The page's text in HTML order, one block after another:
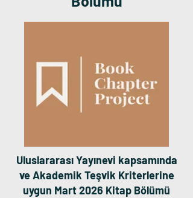
Uluslararası Yayınevi kapsamında
ve Akademik Teşvik Kriterlerine
uygun Mart 2026 Kitap Bölümü